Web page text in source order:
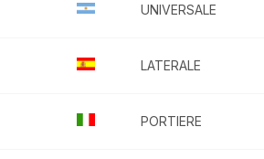
UNIVERSALE
LATERALE
PORTIERE